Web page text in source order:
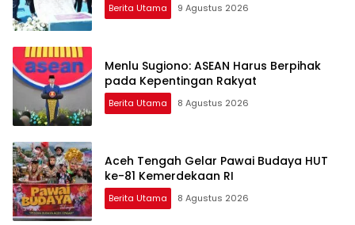
Berita Utama 9 Agustus 2026
Menlu Sugiono: ASEAN Harus Berpihak
pada Kepentingan Rakyat
Berita Utama 8 Agustus 2026
Aceh Tengah Gelar Pawai Budaya HUT
ke-81 Kemerdekaan RI
Berita Utama 8 Agustus 2026